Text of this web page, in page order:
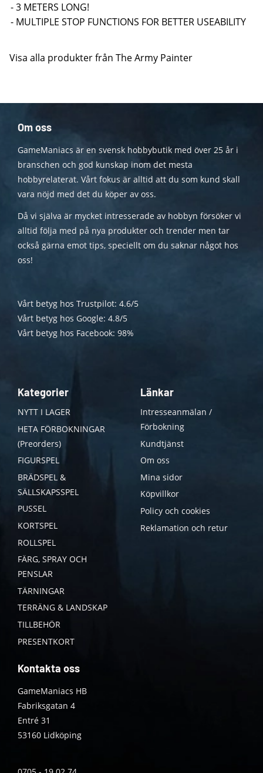
- 3 METERS LONG!
- MULTIPLE STOP FUNCTIONS FOR BETTER USEABILITY
Visa alla produkter från The Army Painter
Om oss
GameManiacs är en svensk hobbybutik med över 25 år i
branschen och god kunskap inom det mesta
hobbyrelaterat. Vårt fokus är alltid att du som kund skall
vara nöjd med det du köper av oss.
Då vi själva är mycket intresserade av hobbyn försöker vi
alltid följa med på nya produkter och trender men tar
också gärna emot tips, speciellt om du saknar något hos
oss!
Vårt betyg hos Trustpilot: 4.6/5
Vårt betyg hos Google: 4.8/5
Vårt betyg hos Facebook: 98%
Kategorier
NYTT I LAGER
HETA FÖRBOKNINGAR
(Preorders)
FIGURSPEL
BRÄDSPEL &
SÄLLSKAPSSPEL
PUSSEL
KORTSPEL
ROLLSPEL
FÄRG, SPRAY OCH
PENSLAR
TÄRNINGAR
TERRÄNG & LANDSKAP
TILLBEHÖR
PRESENTKORT
Länkar
Intresseanmälan /
Förbokning
Kundtjänst
Om oss
Mina sidor
Köpvillkor
Policy och cookies
Reklamation och retur
Kontakta oss
GameManiacs HB
Fabriksgatan 4
Entré 31
53160 Lidköping